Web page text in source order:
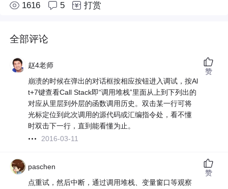
1616 5 打赏
全部评论
赵4老师
崩溃的时候在弹出的对话框按相应按钮进入调试，按Al
t+7键查看Call Stack即“调用堆栈”里面从上到下列出的
对应从里层到外层的函数调用历史。双击某一行可将
光标定位到此次调用的源代码或汇编指令处，看不懂
时双击下一行，直到能看懂为止。
2016-03-11
赞
paschen
点重试，然后中断，通过调用堆栈、变量窗口等观察
赞